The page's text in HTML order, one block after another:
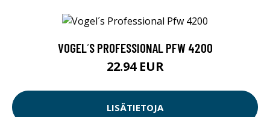
VOGEL´S PROFESSIONAL PFW 4200
22.94 EUR
LISÄTIETOJA